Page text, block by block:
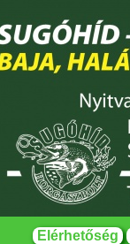
Elérhetőség